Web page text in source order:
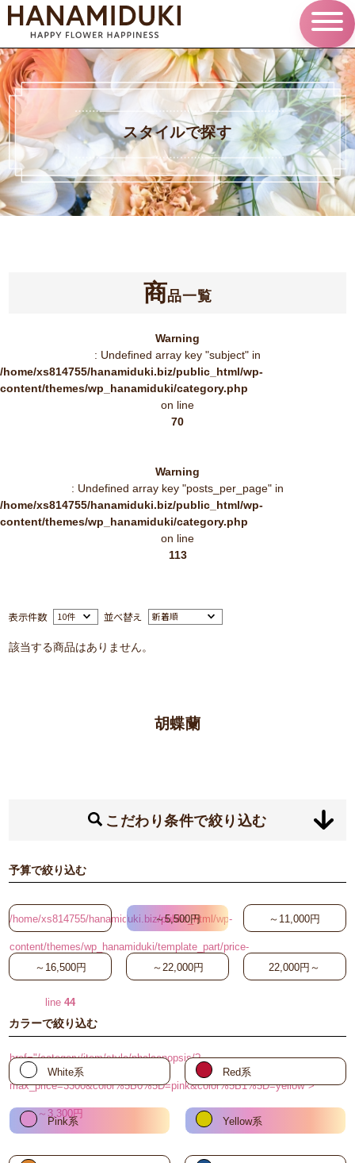
スタイルで探す
商品一覧
Warning
: Undefined array key "subject" in
/home/xs814755/hanamiduki.biz/public_html/wp-
content/themes/wp_hanamiduki/category.php
on line
70
Warning
: Undefined array key "posts_per_page" in
/home/xs814755/hanamiduki.biz/public_html/wp-
content/themes/wp_hanamiduki/category.php
on line
113
表示件数 並べ替え
該当する商品はありません。
胡蝶蘭
こだわり条件で絞り込む
予算で絞り込む
/home/xs814755/hanamiduki.biz/public_html/wp-
content/themes/wp_hanamiduki/template_part/price-
search-button.php on
line44
"
href="/category/item/style/phalaenopsis/?
max_price=3300&color%5B0%5D=pink&color%5B1%5D=yellow">
～3,300円
～5,500円 ～11,000円
～16,500円 ～22,000円 22,000円～
カラーで絞り込む
White系 Red系
Pink系 Yellow系